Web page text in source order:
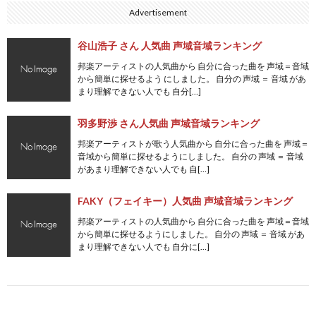
Advertisement
谷山浩子 さん 人気曲 声域音域ランキング
邦楽アーティストの人気曲から 自分に合った曲を 声域＝音域
から簡単に探せるよう にしました。 自分の 声域 ＝ 音域 があ
まり理解できない人でも 自分[…]
羽多野渉 さん人気曲 声域音域ランキング
邦楽アーティストが歌う人気曲から 自分に合った曲を 声域＝
音域から簡単に探せるようにしました。 自分の 声域 ＝ 音域
があまり理解できない人でも 自[…]
FAKY（フェイキー）人気曲 声域音域ランキング
邦楽アーティストの人気曲から 自分に合った曲を 声域＝音域
から簡単に探せるようにしました。 自分の 声域 ＝ 音域 があ
まり理解できない人でも 自分に[…]